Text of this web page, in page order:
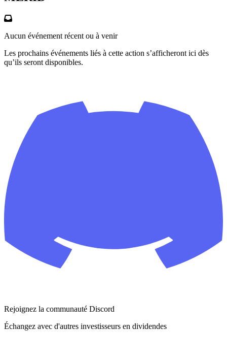
Aucun événement récent ou à venir
Les prochains événements liés à cette action s’afficheront ici dès
qu’ils seront disponibles.
Rejoignez la communauté Discord
Échangez avec d'autres investisseurs en dividendes